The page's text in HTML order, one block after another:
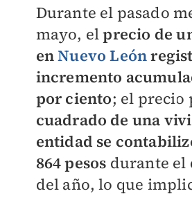
Durante el pasado
mayo, elprecio de
enNuevo León
incremento
por ciento; el precio
cuadrado de una
entidad se
864 pesos durante el
del año, lo que